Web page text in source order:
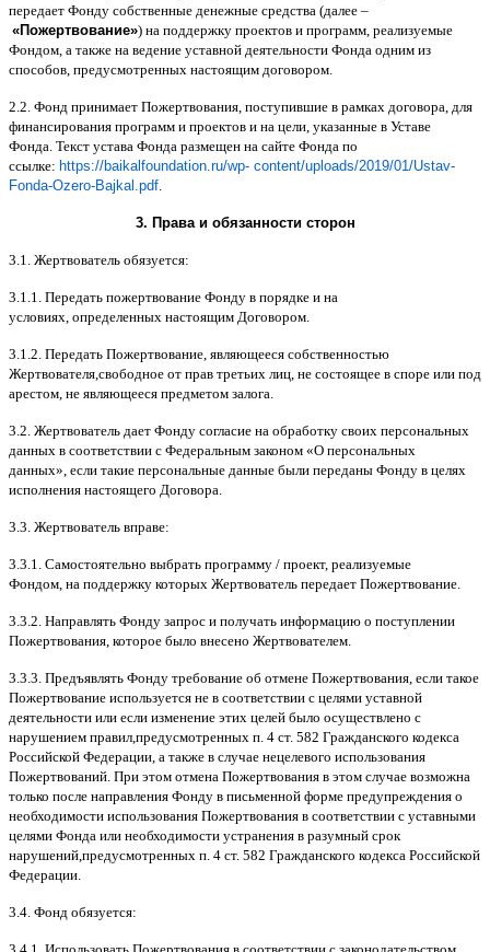
передает Фонду собственные денежные средства (далее –
«Пожертвование») на поддержку проектов и программ реализуемые
Фондом а также на ведение уставной деятельности Фонда одним из
способов предусмотренных настоящим договором
2.2. Фонд принимает Пожертвования поступившие в рамках договора для
финансирования программ и проектов и на цели указанные в Уставе
Фонда Текст устава Фонда размещен на сайте Фонда по
ссылке: https://baikalfoundation.ru/wp- content/uploads/2019/01/Ustav-
Fonda-Ozero-Bajkal.pdf
3. Права и обязанности сторон
3.1. Жертвователь обязуется:
3.1.1. Передать пожертвование Фонду в порядке и на
условиях определенных настоящим Договором
3.1.2. Передать Пожертвование являющееся собственностью
Жертвователя свободное от прав третьих лиц не состоящее в споре или под
арестом не являющееся предметом залога
3.2. Жертвователь дает Фонду согласие на обработку своих персональных
данных в соответствии с Федеральным законом «О персональных
данных», если такие персональные данные были переданы Фонду в целях
исполнения настоящего Договора
3.3. Жертвователь вправе:
3.3.1. Самостоятельно выбрать программу / проект, реализуемые
Фондом на поддержку которых Жертвователь передает Пожертвование
3.3.2. Направлять Фонду запрос и получать информацию о поступлении
Пожертвования которое было внесено Жертвователем
3.3.3. Предъявлять Фонду требование об отмене Пожертвования если такое
Пожертвование используется не в соответствии с целями уставной
деятельности или если изменение этих целей было осуществлено с
нарушением правил предусмотренных п . 4 ст. 582 Гражданского кодекса
Российской Федерации а также в случае нецелевого использования
Пожертвований При этом отмена Пожертвования в этом случае возможна
только после направления Фонду в письменной форме предупреждения о
необходимости использования Пожертвования в соответствии с уставными
целями Фонда или необходимости устранения в разумный срок
нарушений предусмотренных п . 4 ст. 582 Гражданского кодекса Российской
Федерации
3.4. Фонд обязуется: